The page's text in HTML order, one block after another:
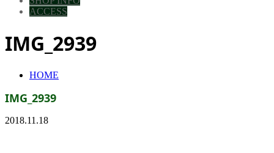
ACCESS
IMG_2939
HOME
IMG_2939
2018.11.18